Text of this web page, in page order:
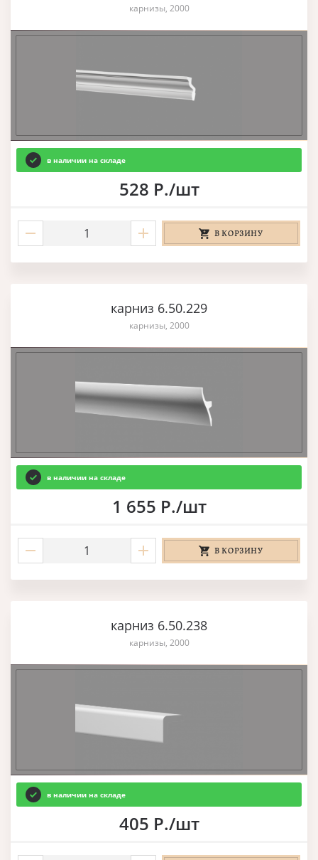
карнизы, 2000
в наличии на складе
528 Р./шт
В КОРЗИНУ
карниз 6.50.229
карнизы, 2000
в наличии на складе
1 655 Р./шт
В КОРЗИНУ
карниз 6.50.238
карнизы, 2000
в наличии на складе
405 Р./шт